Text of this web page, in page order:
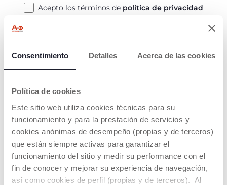
Consentimiento Detalles Acerca de las cookies
Política de cookies
Este sitio web utiliza cookies técnicas para su
funcionamiento y para la prestación de servicios y
cookies anónimas de desempeño (propias y de terceros)
que están siempre activas para garantizar el
funcionamiento del sitio y medir su performance con el
fin de conocer y mejorar su experiencia de navegación,
así como cookies de perfil (propias y de terceros). Al
Acepto los términos de política de privacidad
PRODUCTOS QUE TE PUEDEN
INTERESAR
OFERTA